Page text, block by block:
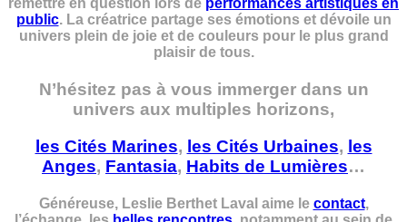
remettre en question lors de performances artistiques en
public. La créatrice partage ses émotions et dévoile un
univers plein de joie et de couleurs pour le plus grand
plaisir de tous.
N’hésitez pas à vous immerger dans un
univers aux multiples horizons,
les Cités Marines, les Cités Urbaines, les
Anges, Fantasia, Habits de Lumières…
Généreuse, Leslie Berthet Laval aime le contact,